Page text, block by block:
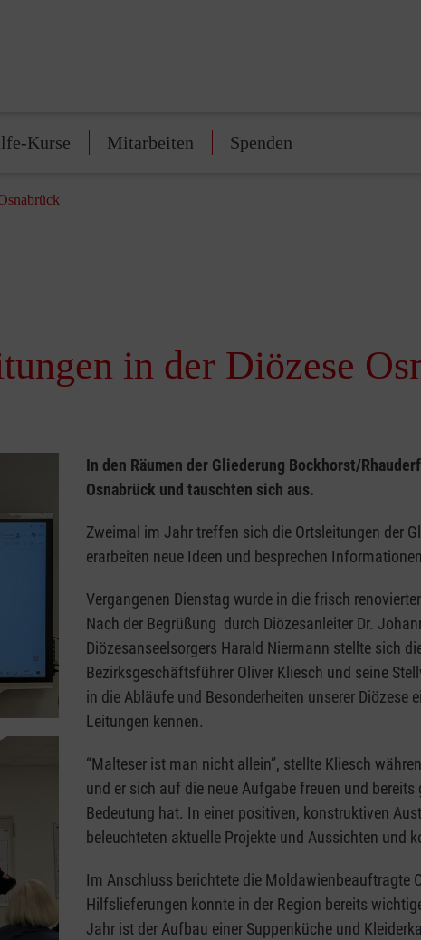
Kurse Mitarbeiten Spenden
in der Diözese
In den Räumen der Gliederung Bockhorst/
Osnabrück und tauschten sich aus.
Zweimal im Jahr treffen sich die Ortsleitungen der
erarbeiten neue Ideen und besprechen
Vergangenen Dienstag wurde in die frisch
Nach der Begrüßung durch Diözesanleiter Dr.
Diözesanseelsorgers Harald Niermann stellte sich
Bezirksgeschäftsführer Oliver Kliesch und seine
in die Abläufe und Besonderheiten unserer Diözese
Leitungen kennen.
“Malteser ist man nicht allein”, stellte Kliesch
und er sich auf die neue Aufgabe freuen und
Bedeutung hat. In einer positiven, konstruktiven
beleuchteten aktuelle Projekte und Aussichten und
Im Anschluss berichtete die Moldawienbeauftragte
Hilfslieferungen konnte in der Region bereits
Jahr ist der Aufbau einer Suppenküche und